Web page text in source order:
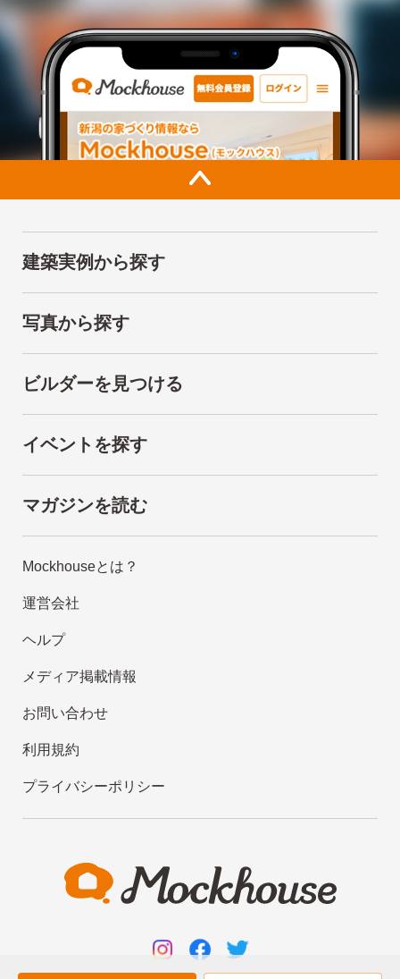
建築実例から探す
写真から探す
ビルダーを見つける
イベントを探す
マガジンを読む
Mockhouseとは？
運営会社
ヘルプ
メディア掲載情報
お問い合わせ
利用規約
プライバシーポリシー